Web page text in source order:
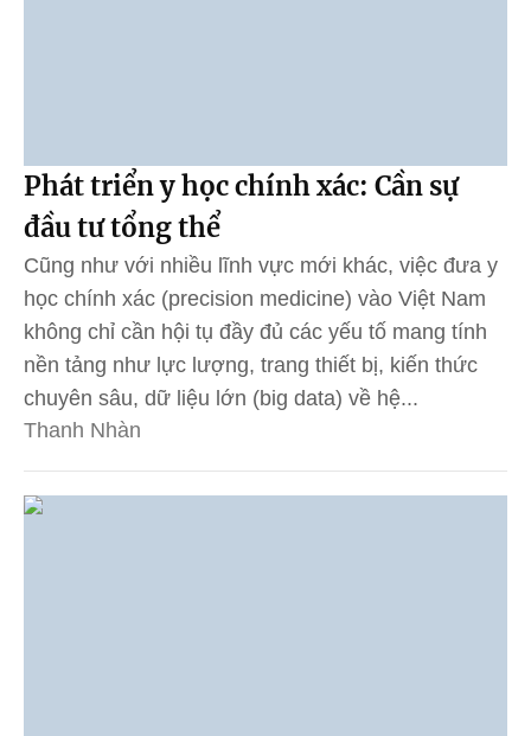
Phát triển y học chính xác: Cần sự
đầu tư tổng thể
Cũng như với nhiều lĩnh vực mới khác, việc đưa y
học chính xác (precision medicine) vào Việt Nam
không chỉ cần hội tụ đầy đủ các yếu tố mang tính
nền tảng như lực lượng, trang thiết bị, kiến thức
chuyên sâu, dữ liệu lớn (big data) về hệ...
Thanh Nhàn